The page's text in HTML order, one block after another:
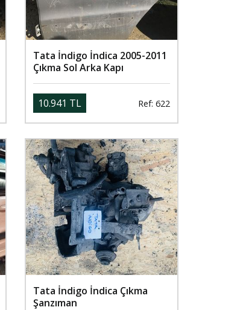
Tata İndigo İndica 2005-2011
Çıkma Sol Arka Kapı
10.941 TL Ref: 622
Tata İndigo İndica Çıkma
Şanzıman